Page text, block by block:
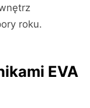
roku.
EVA